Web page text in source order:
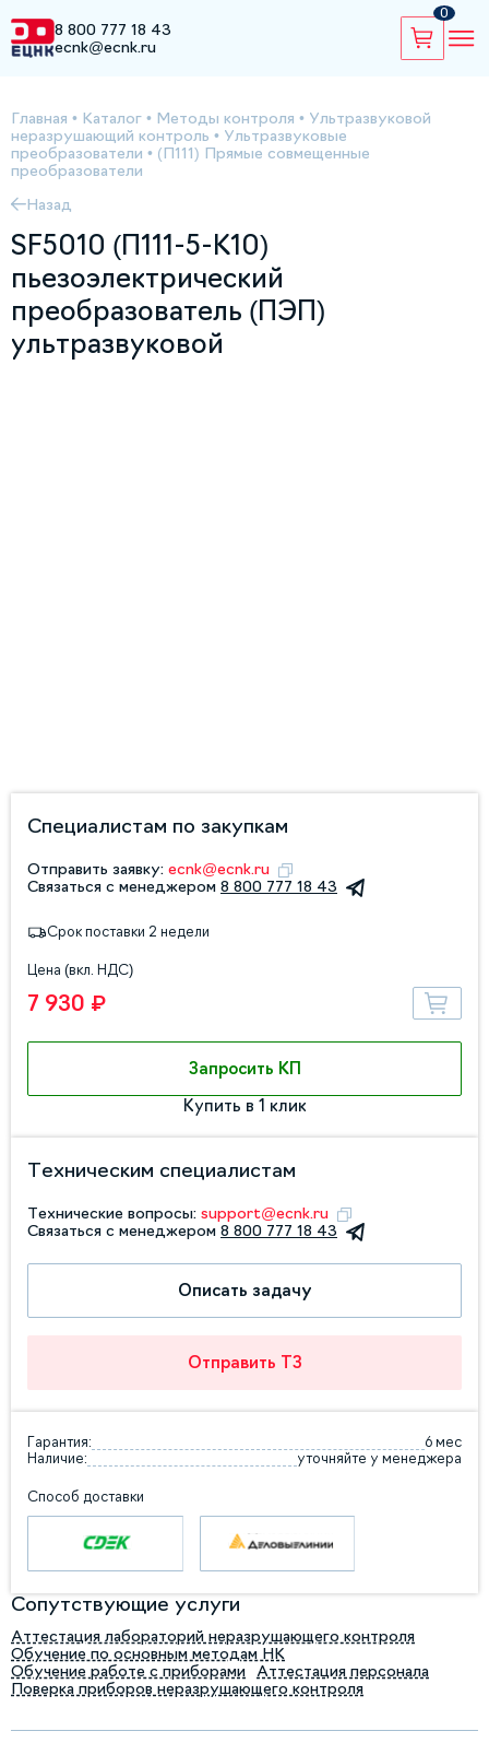
8 800 777 18 43
ecnk@ecnk.ru
0
Главная • Каталог • Методы контроля • Ультразвуковой
неразрушающий контроль • Ультразвуковые
преобразователи • (П111) Прямые совмещенные
преобразователи
Назад
SF5010 (П111-5-К10)
пьезоэлектрический
преобразователь (ПЭП)
ультразвуковой
Специалистам по закупкам
Отправить заявку: ecnk@ecnk.ru
Связаться с менеджером 8 800 777 18 43
Срок поставки 2 недели
Цена (вкл. НДС)
7 930 ₽
Запросить КП
Купить в 1 клик
Техническим специалистам
Технические вопросы: support@ecnk.ru
Связаться с менеджером 8 800 777 18 43
Описать задачу
Отправить ТЗ
Гарантия:
6 мес
Наличие:
уточняйте у менеджера
Способ доставки
Сопутствующие услуги
Аттестация лабораторий неразрушающего контроля
Обучение по основным методам НК
Обучение работе с приборами
Аттестация персонала
Поверка приборов неразрушающего контроля